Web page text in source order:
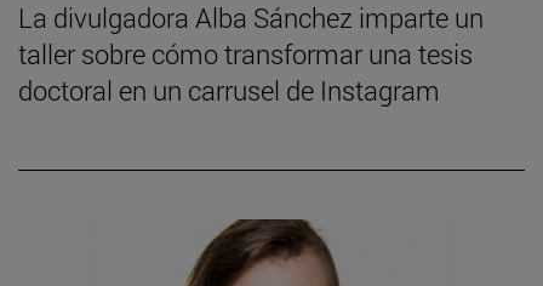
La divulgadora Alba Sánchez imparte un
taller sobre cómo transformar una tesis
doctoral en un carrusel de Instagram